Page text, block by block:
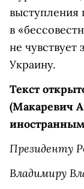
выступления
в
не чувствует
Украину.
Текст
(Макаревич
Президенту
Владимиру